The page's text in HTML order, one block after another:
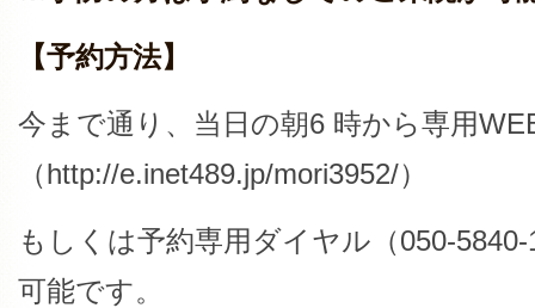
【予約方法】
今まで通り、当日の朝6 時から専用
（http://e.inet489.jp/mori3952/）
もしくは予約専用ダイヤル（050-
可能です。